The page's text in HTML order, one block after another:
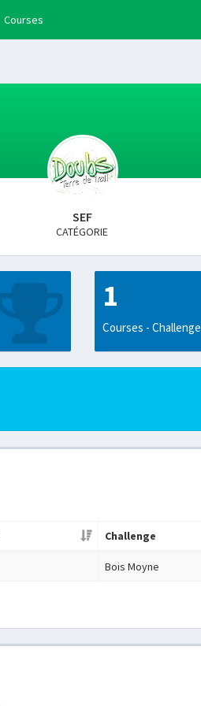
Courses
SEF
CATÉGORIE
1
Courses - Challenge
Challenge
Bois Moyne